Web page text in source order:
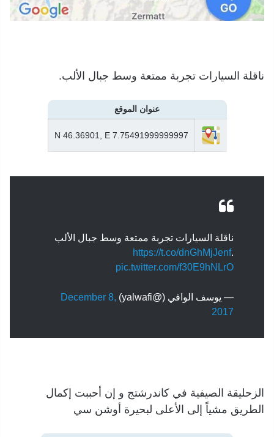
ناقلة السيارات تجربة ممتعة وسط جبال الألب.
عنوان الموقع
N 46.36901, E 7.75491999999997
ناقلة السيارات تجربة ممتعة وسط جبال الألب
.
https://t.co/dnGhMjJenf
pic.twitter.com/f30E9hNLrO
— يوسف الوافي (@yalwafi)
December 8,
2017
الزحليقة الصيفية في كاندرشتج و إن أحببت إكمال
الطريق مشياً إلى الأعلى لبحيرة أوشن سي